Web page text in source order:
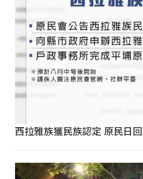
西拉雅族獲民族認定 原民日